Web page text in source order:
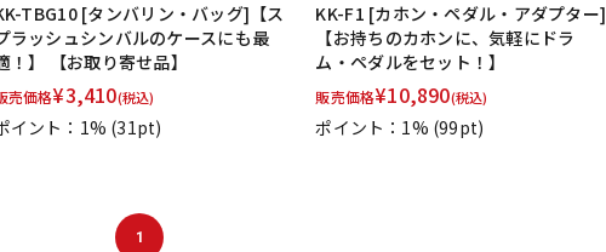
TBG10 [タンバリン・バッグ]【ス
ラッシュシンバルのケースにも最
！】 【お取り寄せ品】
売価格¥3,410(税込)
イント：1% (31pt)
KK-F1 [カホン・ペダル・アダプター]
【お持ちのカホンに、気軽にドラ
ム・ペダルをセット！】
販売価格¥10,890(税込)
ポイント：1% (99pt)
1